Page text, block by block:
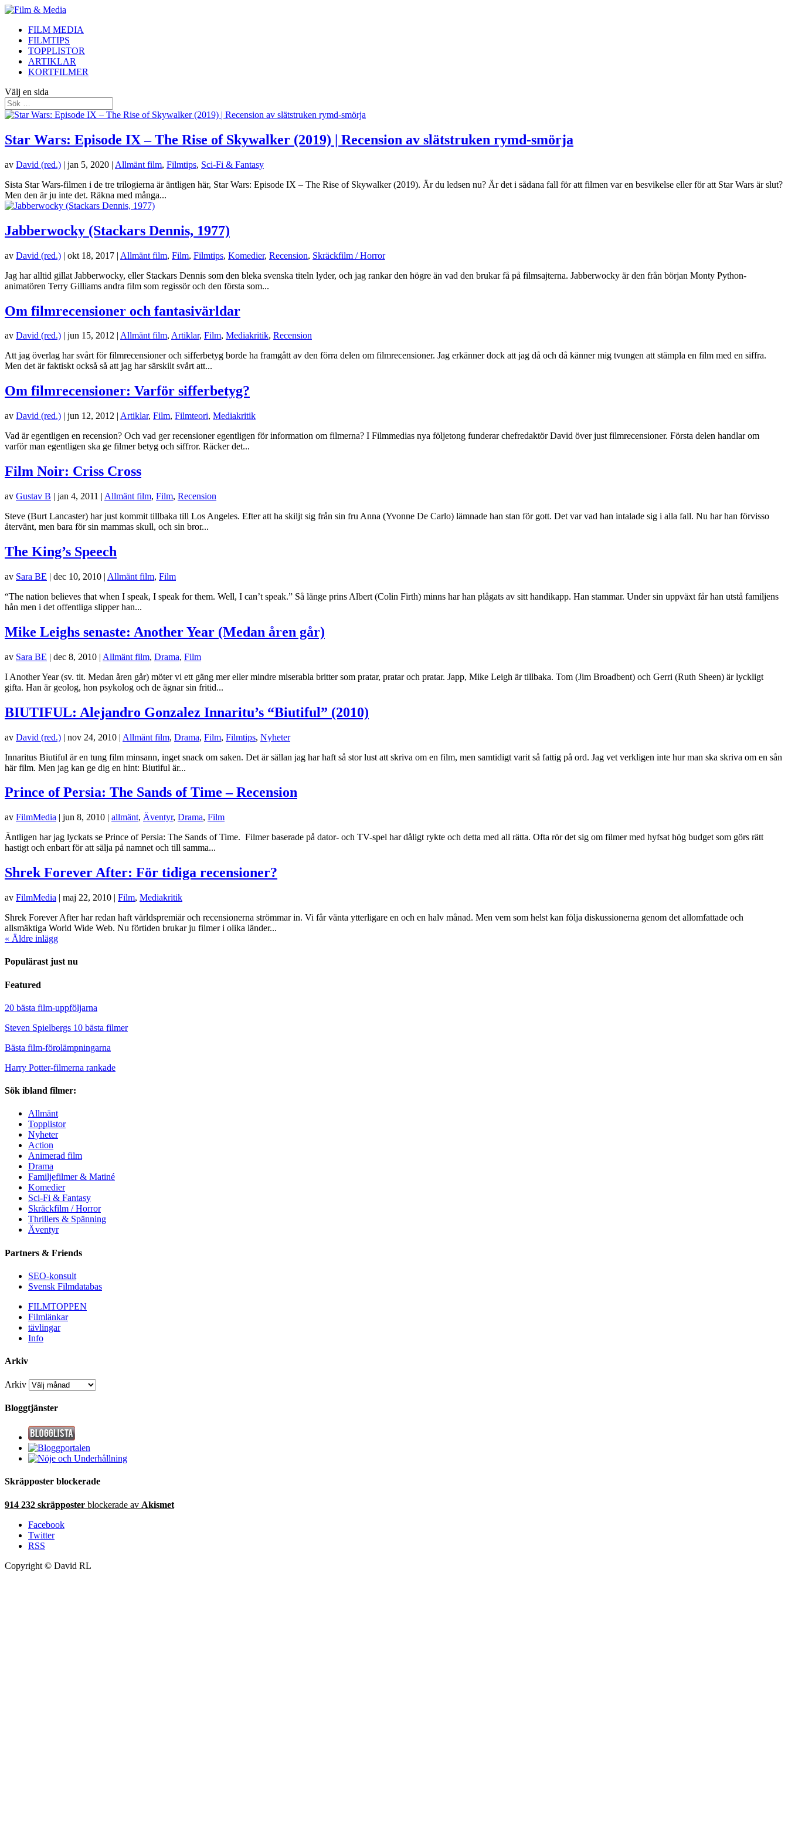
FILM MEDIA
FILMTIPS
TOPPLISTOR
ARTIKLAR
KORTFILMER
Välj en sida
Star Wars: Episode IX – The Rise of Skywalker (2019) | Recension av slätstruken rymd-smörja
av David (red.) | jan 5, 2020 | Allmänt film, Filmtips, Sci-Fi & Fantasy
Sista Star Wars-filmen i de tre trilogierna är äntligen här, Star Wars: Episode IX – The Rise of Skywalker (2019). Är du ledsen nu? Är det i sådana fall för att filmen var en besvikelse eller för att Star Wars är slut?
Men den är ju inte det. Räkna med många...
Jabberwocky (Stackars Dennis, 1977)
av David (red.) | okt 18, 2017 | Allmänt film, Film, Filmtips, Komedier, Recension, Skräckfilm / Horror
Jag har alltid gillat Jabberwocky, eller Stackars Dennis som den bleka svenska titeln lyder, och jag rankar den högre än vad den brukar få på filmsajterna. Jabberwocky är den från början Monty Python-
animatören Terry Gilliams andra film som regissör och den första som...
Om filmrecensioner och fantasivärldar
av David (red.) | jun 15, 2012 | Allmänt film, Artiklar, Film, Mediakritik, Recension
Att jag överlag har svårt för filmrecensioner och sifferbetyg borde ha framgått av den förra delen om filmrecensioner. Jag erkänner dock att jag då och då känner mig tvungen att stämpla en film med en siffra.
Men det är faktiskt också så att jag har särskilt svårt att...
Om filmrecensioner: Varför sifferbetyg?
av David (red.) | jun 12, 2012 | Artiklar, Film, Filmteori, Mediakritik
Vad är egentligen en recension? Och vad ger recensioner egentligen för information om filmerna? I Filmmedias nya följetong funderar chefredaktör David över just filmrecensioner. Första delen handlar om
varför man egentligen ska ge filmer betyg och siffror. Räcker det...
Film Noir: Criss Cross
av Gustav B | jan 4, 2011 | Allmänt film, Film, Recension
Steve (Burt Lancaster) har just kommit tillbaka till Los Angeles. Efter att ha skiljt sig från sin fru Anna (Yvonne De Carlo) lämnade han stan för gott. Det var vad han intalade sig i alla fall. Nu har han förvisso
återvänt, men bara för sin mammas skull, och sin bror...
The King’s Speech
av Sara BE | dec 10, 2010 | Allmänt film, Film
“The nation believes that when I speak, I speak for them. Well, I can’t speak.” Så länge prins Albert (Colin Firth) minns har han plågats av sitt handikapp. Han stammar. Under sin uppväxt får han utstå familjens
hån men i det offentliga slipper han...
Mike Leighs senaste: Another Year (Medan åren går)
av Sara BE | dec 8, 2010 | Allmänt film, Drama, Film
I Another Year (sv. tit. Medan åren går) möter vi ett gäng mer eller mindre miserabla britter som pratar, pratar och pratar. Japp, Mike Leigh är tillbaka. Tom (Jim Broadbent) och Gerri (Ruth Sheen) är lyckligt
gifta. Han är geolog, hon psykolog och de ägnar sin fritid...
BIUTIFUL: Alejandro Gonzalez Innaritu’s “Biutiful” (2010)
av David (red.) | nov 24, 2010 | Allmänt film, Drama, Film, Filmtips, Nyheter
Innaritus Biutiful är en tung film minsann, inget snack om saken. Det är sällan jag har haft så stor lust att skriva om en film, men samtidigt varit så fattig på ord. Jag vet verkligen inte hur man ska skriva om en sån
här film. Men jag kan ge dig en hint: Biutiful är...
Prince of Persia: The Sands of Time – Recension
av FilmMedia | jun 8, 2010 | allmänt, Äventyr, Drama, Film
Äntligen har jag lyckats se Prince of Persia: The Sands of Time. Filmer baserade på dator- och TV-spel har dåligt rykte och detta med all rätta. Ofta rör det sig om filmer med hyfsat hög budget som görs rätt
hastigt och enbart för att sälja på namnet och till samma...
Shrek Forever After: För tidiga recensioner?
av FilmMedia | maj 22, 2010 | Film, Mediakritik
Shrek Forever After har redan haft världspremiär och recensionerna strömmar in. Vi får vänta ytterligare en och en halv månad. Men vem som helst kan följa diskussionerna genom det allomfattade och
allsmäktiga World Wide Web. Nu förtiden brukar ju filmer i olika länder...
« Äldre inlägg
Populärast just nu
Featured
20 bästa film-uppföljarna
Steven Spielbergs 10 bästa filmer
Bästa film-förolämpningarna
Harry Potter-filmerna rankade
Sök ibland filmer:
Allmänt
Topplistor
Nyheter
Action
Animerad film
Drama
Familjefilmer & Matiné
Komedier
Sci-Fi & Fantasy
Skräckfilm / Horror
Thrillers & Spänning
Äventyr
Partners & Friends
SEO-konsult
Svensk Filmdatabas
FILMTOPPEN
Filmlänkar
tävlingar
Info
Arkiv
Arkiv
Bloggtjänster
Skräpposter blockerade
914 232 skräpposter blockerade av Akismet
Facebook
Twitter
RSS
Copyright © David RL